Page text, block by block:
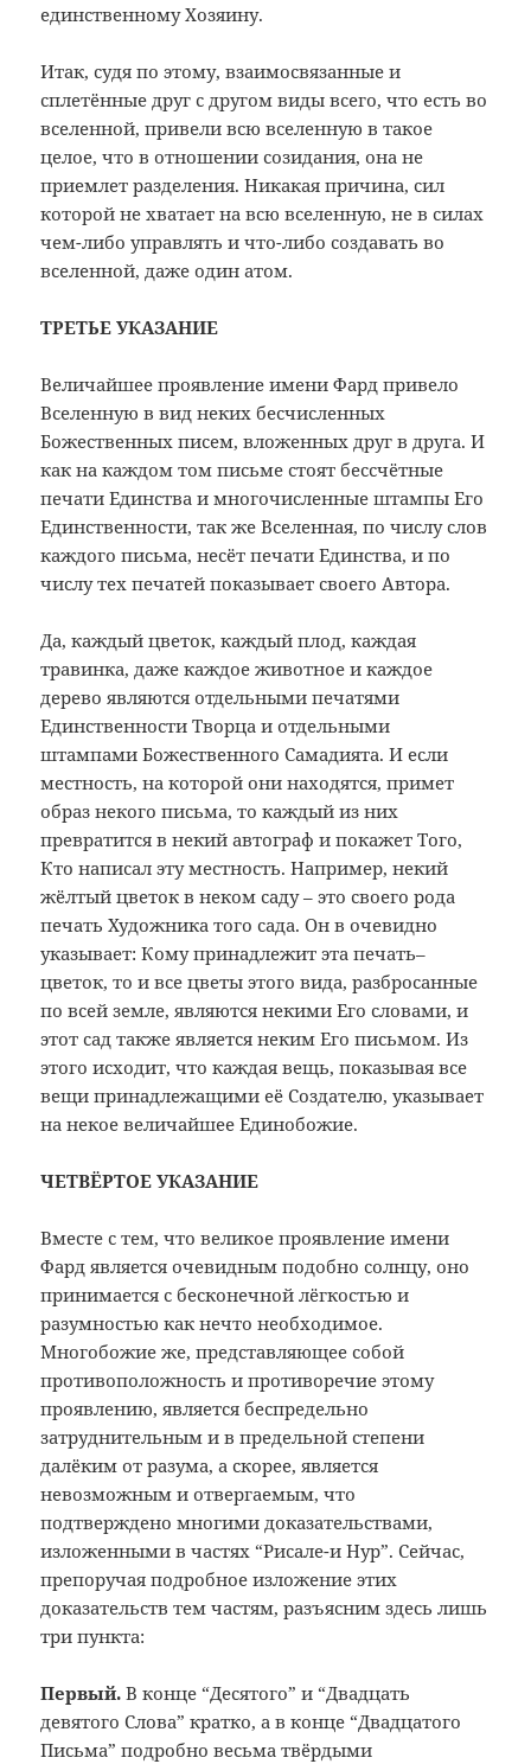
единственному Хозяину.
Итак, судя по этому, взаимосвязанные и
сплетённые друг с другом виды всего, что есть во
вселенной, привели всю вселенную в такое
целое, что в отношении созидания, она не
приемлет разделения. Никакая причина, сил
которой не хватает на всю вселенную, не в силах
чем-либо управлять и что-либо создавать во
вселенной, даже один атом.
ТРЕТЬЕ УКАЗАНИЕ
Величайшее проявление имени Фард привело
Вселенную в вид неких бесчисленных
Божественных писем, вложенных друг в друга. И
как на каждом том письме стоят бессчётные
печати Единства и многочисленные штампы Его
Единственности, так же Вселенная, по числу слов
каждого письма, несёт печати Единства, и по
числу тех печатей показывает своего Автора.
Да, каждый цветок, каждый плод, каждая
травинка, даже каждое животное и каждое
дерево являются отдельными печатями
Единственности Творца и отдельными
штампами Божественного Самадията. И если
местность, на которой они находятся, примет
образ некого письма, то каждый из них
превратится в некий автограф и покажет Того,
Кто написал эту местность. Например, некий
жёлтый цветок в неком саду – это своего рода
печать Художника того сада. Он в очевидно
указывает: Кому принадлежит эта печать–
цветок, то и все цветы этого вида, разбросанные
по всей земле, являются некими Его словами, и
этот сад также является неким Его письмом. Из
этого исходит, что каждая вещь, показывая все
вещи принадлежащими её Создателю, указывает
на некое величайшее Единобожие.
ЧЕТВЁРТОЕ УКАЗАНИЕ
Вместе с тем, что великое проявление имени
Фард является очевидным подобно солнцу, оно
принимается с бесконечной лёгкостью и
разумностью как нечто необходимое.
Многобожие же, представляющее собой
противоположность и противоречие этому
проявлению, является беспредельно
затруднительным и в предельной степени
далёким от разума, а скорее, является
невозможным и отвергаемым, что
подтверждено многими доказательствами,
изложенными в частях “Рисале-и Нур”. Сейчас,
препоручая подробное изложение этих
доказательств тем частям, разъясним здесь лишь
три пункта:
Первый. В конце “Десятого” и “Двадцать
девятого Слова” кратко, а в конце “Двадцатого
Письма” подробно весьма твёрдыми